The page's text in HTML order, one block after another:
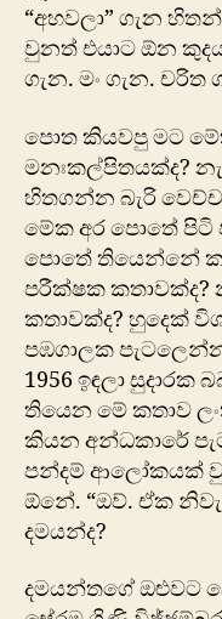
“අහවලා” ගැන
වුනත් එයාට ඕන
ගැන. මං ගැන. චරිත
පොත කියවපු මට
මනඃකල්පිතයක්ද?
හිතගන්න බැරි
මේක අර පොතේ පිටි
පොතේ තියෙන්නේ
පරීක්ෂක කතාවක්ද?
කතාවක්ද? හුදෙක්
පඹගාලක
1956 ඉඳලා
තියෙන මේ කතාව
කියන අන්ධකාරේ
පන්දම් ආලෝකයක්
ඕනේ. “ඔව්. ඒක
දමයන්ද?
දමයන්‍තගේ ඔළුවට